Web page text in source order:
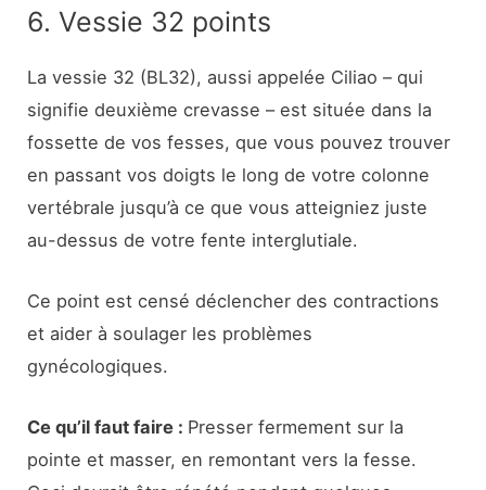
6. Vessie 32 points
La vessie 32 (BL32), aussi appelée Ciliao – qui
signifie deuxième crevasse – est située dans la
fossette de vos fesses, que vous pouvez trouver
en passant vos doigts le long de votre colonne
vertébrale jusqu’à ce que vous atteigniez juste
au-dessus de votre fente interglutiale.
Ce point est censé déclencher des contractions
et aider à soulager les problèmes
gynécologiques.
Ce qu’il faut faire : Presser fermement sur la
pointe et masser, en remontant vers la fesse.